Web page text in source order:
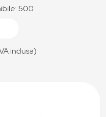
500
inclusa)